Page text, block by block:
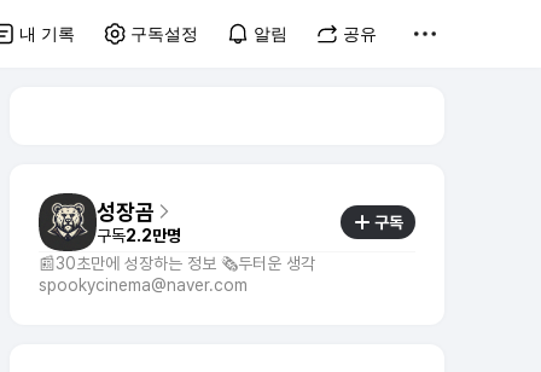
내 기록 구독설정 알림 공유
성장곰
구독2.2만명
구독
📰30초만에 성장하는 정보 🗞️두터운 생각
spookycinema@naver.com